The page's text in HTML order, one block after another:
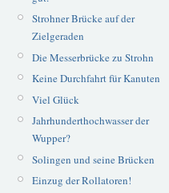
Strohner Brücke auf der
Zielgeraden
Die Messerbrücke zu Strohn
Keine Durchfahrt für Kanuten
Viel Glück
Jahrhunderthochwasser der
Wupper?
Solingen und seine Brücken
Einzug der Rollatoren!